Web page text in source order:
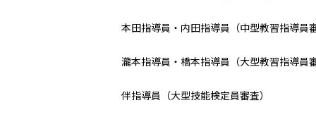
本田指導員・内田指導員（中型教習指導員審
瀧本指導員・橋本指導員（大型教習指導員審
伴指導員（大型技能検定員審査）